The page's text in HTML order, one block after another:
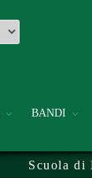
BANDI
Scuola di